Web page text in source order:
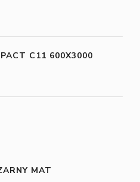
C11 600X3000
MAT